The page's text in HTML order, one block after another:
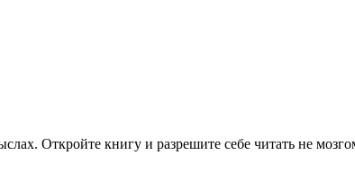
Откройте книгу и разрешите себе читать не